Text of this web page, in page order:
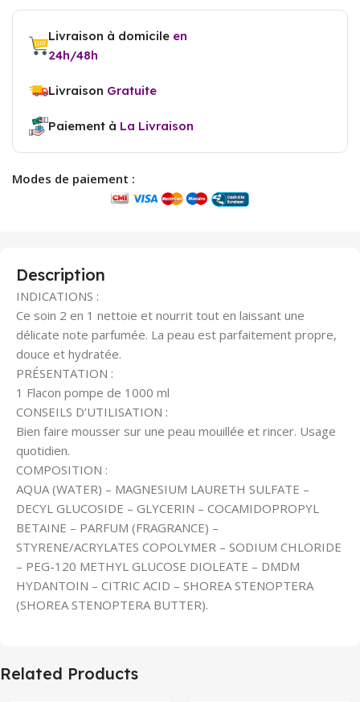
Livraison à domicile en
24h/48h
Livraison Gratuite
Paiement à La Livraison
Modes de paiement :
Description
INDICATIONS :
Ce soin 2 en 1 nettoie et nourrit tout en laissant une
délicate note parfumée. La peau est parfaitement propre,
douce et hydratée.
PRÉSENTATION :
1 Flacon pompe de 1000 ml
CONSEILS D’UTILISATION :
Bien faire mousser sur une peau mouillée et rincer. Usage
quotidien.
COMPOSITION :
AQUA (WATER) – MAGNESIUM LAURETH SULFATE –
DECYL GLUCOSIDE – GLYCERIN – COCAMIDOPROPYL
BETAINE – PARFUM (FRAGRANCE) –
STYRENE/ACRYLATES COPOLYMER – SODIUM CHLORIDE
– PEG-120 METHYL GLUCOSE DIOLEATE – DMDM
HYDANTOIN – CITRIC ACID – SHOREA STENOPTERA
(SHOREA STENOPTERA BUTTER).
Related Products